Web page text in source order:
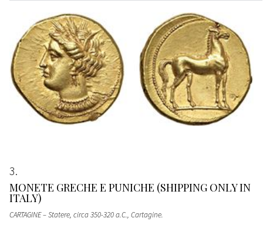
3
MONETE GRECHE E PUNICHE (SHIPPING ONLY IN
ITALY)
CARTAGINE – Statere, circa 350-320 a.C., Cartagine.